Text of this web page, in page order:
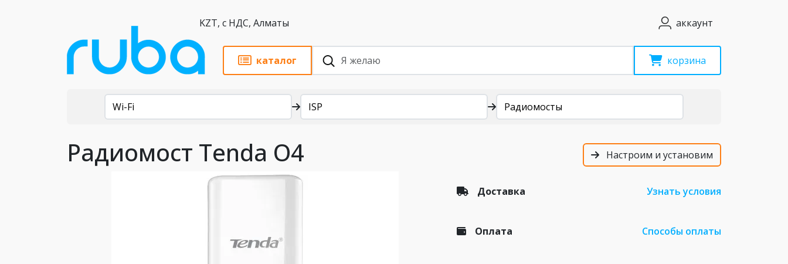
KZT, с НДС, Алматы аккаунт
каталог корзина
Каталог
Wi-Fi ISP Радиомосты
Радиомост Tenda O4 Настроим и установим
Доставка Узнать условия
Оплата Способы оплаты